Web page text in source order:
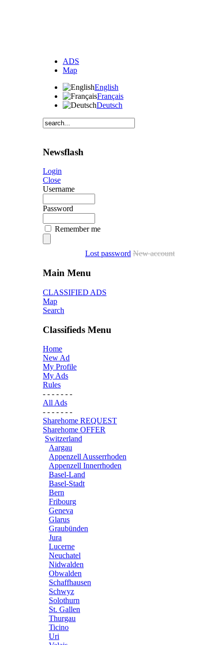
ADS
Map
English
Français
Deutsch
Newsflash
Login
Close
Username
Password
Remember me
Lost password New account
Main Menu
CLASSIFIED ADS
Map
Search
Classifieds Menu
Home
New Ad
My Profile
My Ads
Rules
- - - - - - -
All Ads
- - - - - - -
Sharehome REQUEST
Sharehome OFFER
Switzerland
Aargau
Appenzell Ausserrhoden
Appenzell Innerrhoden
Basel-Land
Basel-Stadt
Bern
Fribourg
Geneva
Glarus
Graubünden
Jura
Lucerne
Neuchatel
Nidwalden
Obwalden
Schaffhausen
Schwyz
Solothurn
St. Gallen
Thurgau
Ticino
Uri